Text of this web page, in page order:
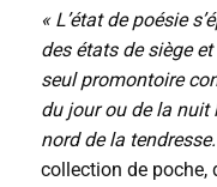
« L’état de poésie
des états de siège et
seul promontoire
du jour ou de la nuit
nord de la
collection de poche,